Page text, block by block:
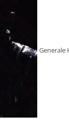
Generale